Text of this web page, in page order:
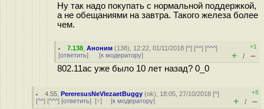
Ну так надо покупать с нормальной поддержкой,
а не обещаниями на завтра. Такого железа более
чем.
7.138 ,Аноним (138), 12:22, 01/11/2018 [^] [^^] [^^^]
[ответить] [к модератору]
+1
+ / –
802.11ас уже было 10 лет назад? 0_0
4.55 ,PereresusNeVlezaetBuggy (ok), 18:05, 27/10/2018 [^]
[^^] [^^^] [ответить] [↑] [к модератору]
+5
+ / –